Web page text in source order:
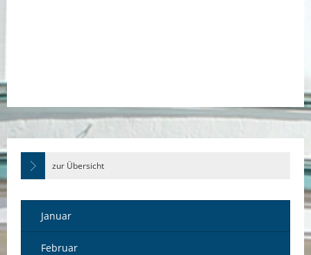
zur Übersicht
Januar
Februar